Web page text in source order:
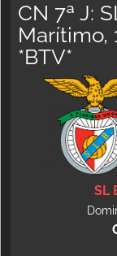
CN 7ª J:
Marítimo,
*BTV*
SL